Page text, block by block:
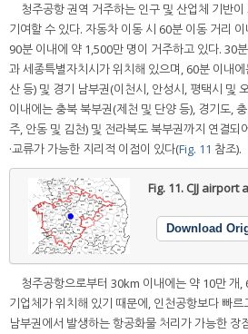
청주공항 권역 거주하는 인구 및 산업체 기반
기여할 수 있다. 자동차 이동 시 60분 이동 거리
90분 이내에 약 1,500만 명이 거주하고 있다. 30
과 세종특별자치시가 위치해 있으며, 60분 이내
산 등) 및 경기 남부권(이천시, 안성시, 평택시 및
이내에는 충북 북부권(제천 및 단양 등), 경기도,
주, 안동 및 김천) 및 전라북도 북부권까지 연결되
·교류가 가능한 지리적 이점이 있다(Fig. 11 참조).
Fig. 11. CJJ airport
Download
청주공항으로부터 30km 이내에는 약 10만 개
기업체가 위치해 있기 때문에, 인천공항보다 빠
남부권에서 발생하는 항공화물 처리가 가능한 장